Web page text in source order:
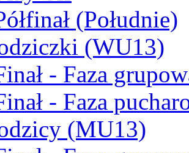
(Południe)
(WU13)
- Faza
- Faza
(MU13)